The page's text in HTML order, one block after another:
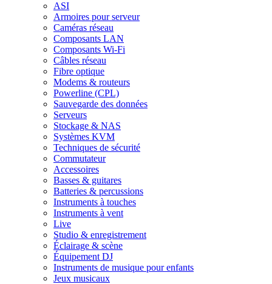
ASI
Armoires pour serveur
Caméras réseau
Composants LAN
Composants Wi-Fi
Câbles réseau
Fibre optique
Modems & routeurs
Powerline (CPL)
Sauvegarde des données
Serveurs
Stockage & NAS
Systèmes KVM
Techniques de sécurité
Commutateur
Accessoires
Basses & guitares
Batteries & percussions
Instruments à touches
Instruments à vent
Live
Studio & enregistrement
Éclairage & scène
Équipement DJ
Instruments de musique pour enfants
Jeux musicaux